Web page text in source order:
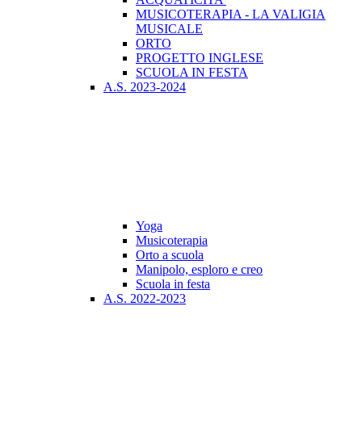
MUSICOTERAPIA - LA VALIGIA
MUSICALE
ORTO
PROGETTO INGLESE
SCUOLA IN FESTA
A.S. 2023-2024
Yoga
Musicoterapia
Orto a scuola
Manipolo, esploro e creo
Scuola in festa
A.S. 2022-2023